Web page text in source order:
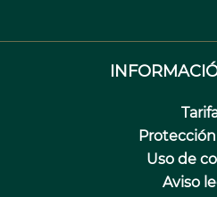
Uso de
Aviso